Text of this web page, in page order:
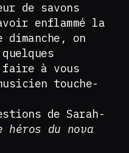
de savons
enflammé la
on
faire à vous
touche-
de Sarah-
héros du nova